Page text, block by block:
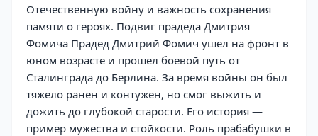
Отечественную войну и важность сохранения
памяти о героях. Подвиг прадеда Дмитрия
Фомича Прадед Дмитрий Фомич ушел на фронт в
юном возрасте и прошел боевой путь от
Сталинграда до Берлина. За время войны он был
тяжело ранен и контужен, но смог выжить и
дожить до глубокой старости. Его история —
пример мужества и стойкости. Роль прабабушки в